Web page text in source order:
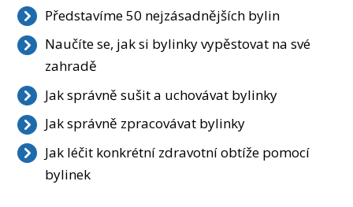
Představíme 50 nejzásadnějších bylin
Naučíte se, jak si bylinky vypěstovat na své
zahradě
Jak správně sušit a uchovávat bylinky
Jak správně zpracovávat bylinky
Jak léčit konkrétní zdravotní obtíže pomocí
bylinek